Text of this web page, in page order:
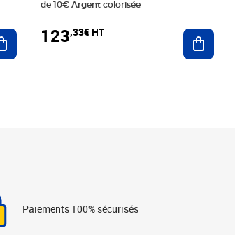
Ajouter au panier
de 10€ Argent colorisée
123,33€ HT
Paiements 100% sécurisés